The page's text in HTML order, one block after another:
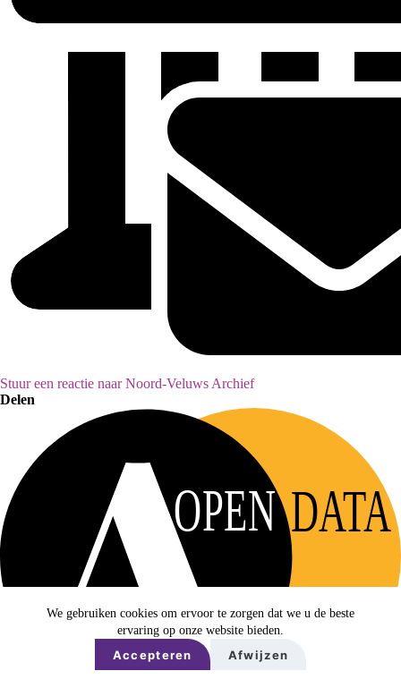
We gebruiken cookies om ervoor te zorgen dat we u de beste
ervaring op onze website bieden.
Accepteren Afwijzen
Stuur een reactie naar Noord-Veluws Archief
Delen
OPEN DATA